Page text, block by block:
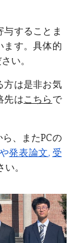
することま
ます。具体的
い。
方は是非お気
先はこちら で
、またPCの
や発表論文, 受
。